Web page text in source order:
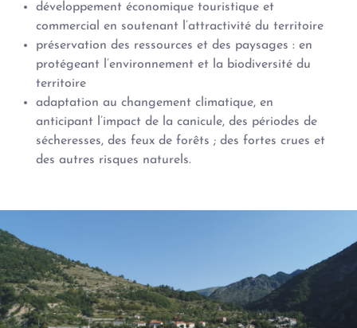
développement économique touristique et
commercial en soutenant l’attractivité du territoire
préservation des ressources et des paysages : en
protégeant l’environnement et la biodiversité du
territoire
adaptation au changement climatique, en
anticipant l’impact de la canicule, des périodes de
sécheresses, des feux de forêts ; des fortes crues et
des autres risques naturels.